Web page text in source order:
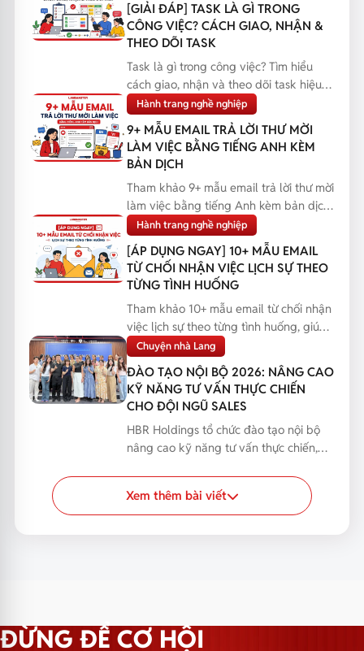
[GIẢI ĐÁP] TASK LÀ GÌ TRONG
CÔNG VIỆC? CÁCH GIAO, NHẬN &
THEO DÕI TASK
Task là gì trong công việc? Tìm hiểu
cách giao, nhận và theo dõi task hiệu
quả, giúp bạn q...
Hành trang nghề nghiệp
9+ MẪU EMAIL TRẢ LỜI THƯ MỜI
LÀM VIỆC BẰNG TIẾNG ANH KÈM
BẢN DỊCH
Tham khảo 9+ mẫu email trả lời thư mời
làm việc bằng tiếng Anh kèm bản dịch,
giúp bạn phản...
Hành trang nghề nghiệp
[ÁP DỤNG NGAY] 10+ MẪU EMAIL
TỪ CHỐI NHẬN VIỆC LỊCH SỰ THEO
TỪNG TÌNH HUỐNG
Tham khảo 10+ mẫu email từ chối nhận
việc lịch sự theo từng tình huống, giúp
bạn phản hồi...
Chuyện nhà Lang
ĐÀO TẠO NỘI BỘ 2026: NÂNG CAO
KỸ NĂNG TƯ VẤN THỰC CHIẾN
CHO ĐỘI NGŨ SALES
HBR Holdings tổ chức đào tạo nội bộ
nâng cao kỹ năng tư vấn thực chiến,
Xem thêm bài viết
ĐỪNG ĐỂ CƠ HỘI